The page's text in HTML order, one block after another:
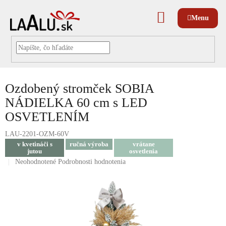
NÁKUPNÝ
KOŠÍK
Ozdobený stromček SOBIA
NÁDIELKA 60 cm s LED
OSVETLENÍM
LAU-2201-OZM-60V
v kvetináči s
jutou
ručná výroba
vrátane
osvetlenia
Priemerné
Neohodnotené Podrobnosti hodnotenia